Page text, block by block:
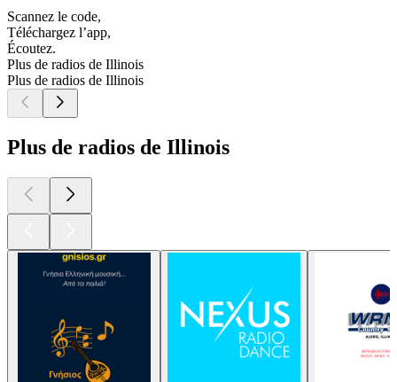
Scannez le code,
Téléchargez l’app,
Écoutez.
Plus de radios de Illinois
Plus de radios de Illinois
Plus de radios de Illinois